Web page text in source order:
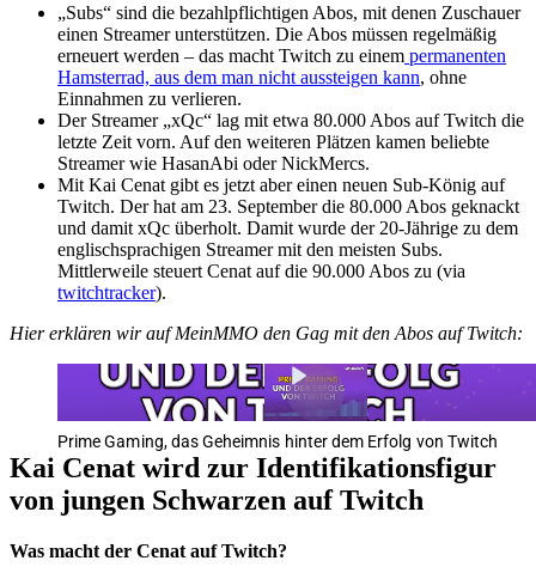
„Subs“ sind die bezahlpflichtigen Abos, mit denen Zuschauer
einen Streamer unterstützen. Die Abos müssen regelmäßig
erneuert werden – das macht Twitch zu einem permanenten
Hamsterrad, aus dem man nicht aussteigen kann, ohne
Einnahmen zu verlieren.
Der Streamer „xQc“ lag mit etwa 80.000 Abos auf Twitch die
letzte Zeit vorn. Auf den weiteren Plätzen kamen beliebte
Streamer wie HasanAbi oder NickMercs.
Mit Kai Cenat gibt es jetzt aber einen neuen Sub-König auf
Twitch. Der hat am 23. September die 80.000 Abos geknackt
und damit xQc überholt. Damit wurde der 20-Jährige zu dem
englischsprachigen Streamer mit den meisten Subs.
Mittlerweile steuert Cenat auf die 90.000 Abos zu (via
twitchtracker).
Hier erklären wir auf MeinMMO den Gag mit den Abos auf Twitch:
Prime Gaming, das Geheimnis hinter dem Erfolg von Twitch
Kai Cenat wird zur Identifikationsfigur
von jungen Schwarzen auf Twitch
Was macht der Cenat auf Twitch?